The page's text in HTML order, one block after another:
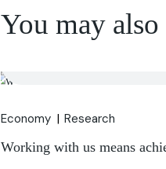
You may
Economy
Research
Working with us means